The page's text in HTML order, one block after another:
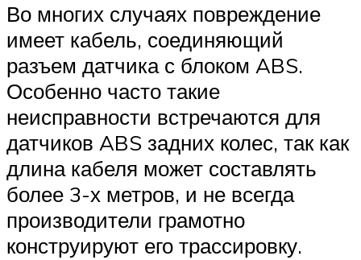
Во многих случаях повреждение
имеет кабель, соединяющий
разъем датчика с блоком ABS.
Особенно часто такие
неисправности встречаются для
датчиков ABS задних колес, так как
длина кабеля может составлять
более 3-х метров, и не всегда
производители грамотно
конструируют его трассировку.